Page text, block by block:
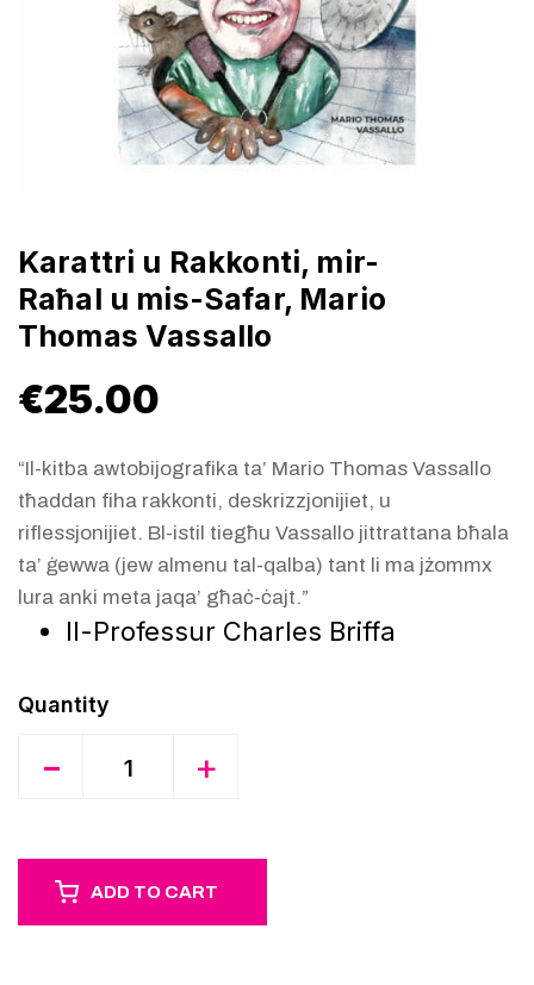
Karattri u Rakkonti, mir-
Raħal u mis-Safar, Mario
Thomas Vassallo
€25.00
“Il-kitba awtobijografika ta’ Mario Thomas Vassallo
tħaddan fiha rakkonti, deskrizzjonijiet, u
riflessjonijiet. Bl-istil tiegħu Vassallo jittrattana bħala
ta’ ġewwa (jew almenu tal-qalba) tant li ma jżommx
lura anki meta jaqa’ għaċ-ċajt.”
Il-Professur Charles Briffa
- +
ADD TO CART